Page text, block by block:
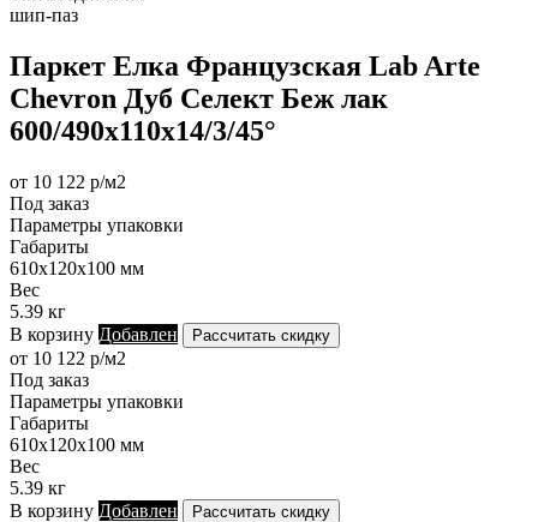
шип-паз
Паркет Елка Французская Lab Arte
Chevron Дуб Селект Беж лак
600/490х110х14/3/45°
от 10 122 р/м2
Под заказ
Параметры упаковки
Габариты
610х120х100 мм
Вес
5.39 кг
В корзину Добавлен Рассчитать скидку
от 10 122 р/м2
Под заказ
Параметры упаковки
Габариты
610х120х100 мм
Вес
5.39 кг
В корзину Добавлен Рассчитать скидку